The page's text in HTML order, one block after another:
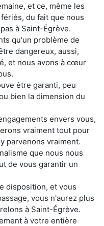
et ce, même les
du fait que nous
à Saint-Égrève.
qu'un problème de
dangereux, aussi,
et nous avons à cœur
être garanti, peu
bien la dimension du
envers vous,
vraiment tout pour
parvenons vraiment.
que nous nous
de vous garantir un
disposition, et vous
vous n'aurez plus
à Saint-Égrève.
à votre entière